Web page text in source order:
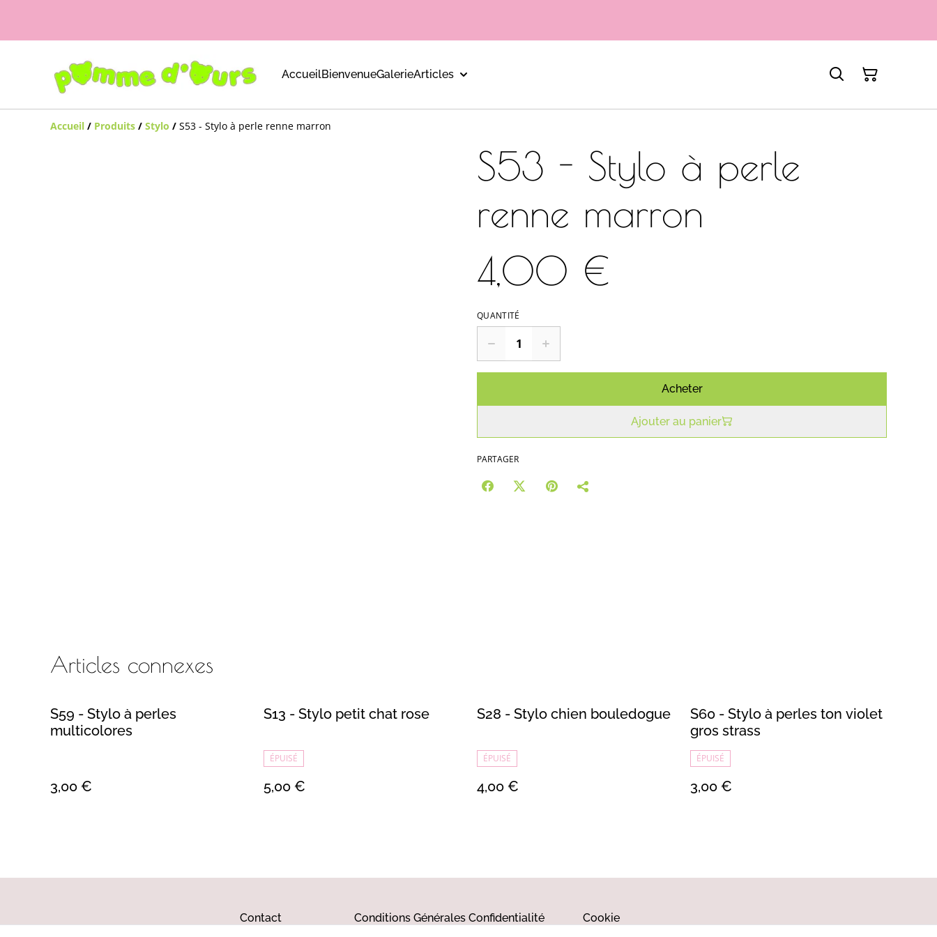
AccueilBienvenueGalerieArticles
Accueil / Produits / Stylo / S53 - Stylo à perle renne marron
S53 - Stylo à perle
renne marron
4,00 €
QUANTITÉ
Acheter
Ajouter au panier
PARTAGER
Articles connexes
S59 - Stylo à perles
multicolores
3,00 €
S13 - Stylo petit chat rose
ÉPUISÉ
5,00 €
S28 - Stylo chien bouledogue
ÉPUISÉ
4,00 €
S60 - Stylo à perles ton violet
gros strass
ÉPUISÉ
3,00 €
Contact Conditions Générales Confidentialité Cookie